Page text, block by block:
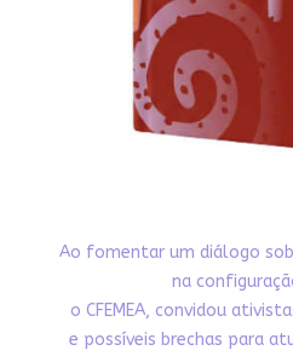
Ao fomentar um diálogo
na
o CFEMEA, convidou
e possíveis brechas para